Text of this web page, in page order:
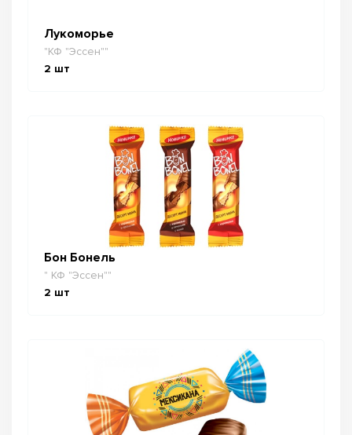
Лукоморье
"КФ "Эссен""
2 шт
Бон Бонель
" КФ "Эссен""
2 шт